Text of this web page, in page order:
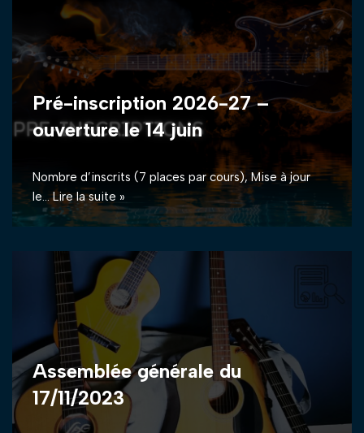
Pré-inscription 2026-27 –
ouverture le 14 juin
Nombre d’inscrits (7 places par cours), Mise à jour
le…Lire la suite »
Assemblée générale du
17/11/2023